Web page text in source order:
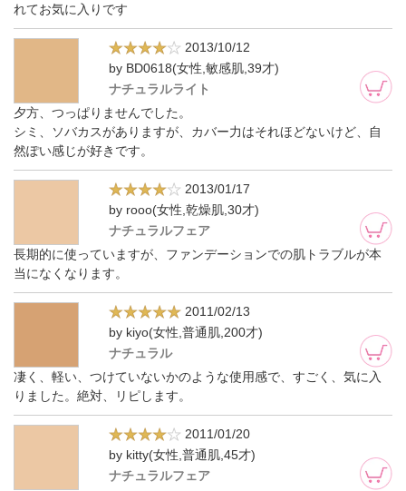
れてお気に入りです
2013/10/12
by BD0618(女性,敏感肌,39才)
ナチュラルライト
夕方、つっぱりませんでした。
シミ、ソバカスがありますが、カバー力はそれほどないけど、自
然ぽい感じが好きです。
2013/01/17
by rooo(女性,乾燥肌,30才)
ナチュラルフェア
長期的に使っていますが、ファンデーションでの肌トラブルが本
当になくなります。
2011/02/13
by kiyo(女性,普通肌,200才)
ナチュラル
凄く、軽い、つけていないかのような使用感で、すごく、気に入
りました。絶対、リピします。
2011/01/20
by kitty(女性,普通肌,45才)
ナチュラルフェア